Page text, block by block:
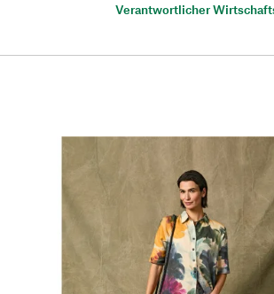
Verantwortlicher